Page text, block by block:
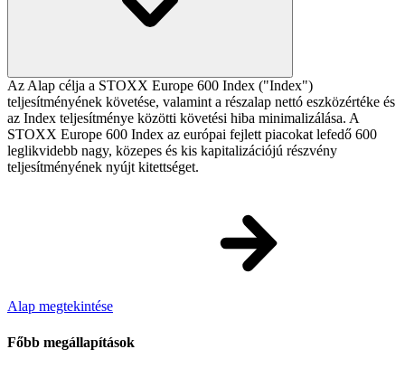
Az Alap célja a STOXX Europe 600 Index ("Index")
teljesítményének követése, valamint a részalap nettó eszközértéke és
az Index teljesítménye közötti követési hiba minimalizálása. A
STOXX Europe 600 Index az európai fejlett piacokat lefedő 600
leglikvidebb nagy, közepes és kis kapitalizációjú részvény
teljesítményének nyújt kitettséget.
Alap megtekintése
Főbb megállapítások